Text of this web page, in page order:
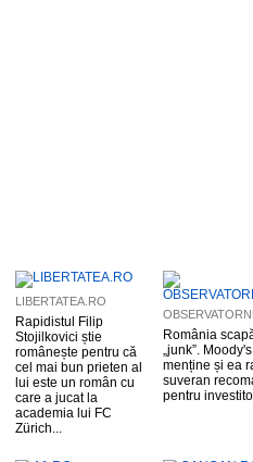
LIBERTATEA.RO
Rapidistul Filip
Stojilkovici știe
românește pentru că
cel mai bun prieten al
lui este un român cu
care a jucat la
academia lui FC
Zürich...
România
„junk”. Moody's
menține și ea
suveran
pentru